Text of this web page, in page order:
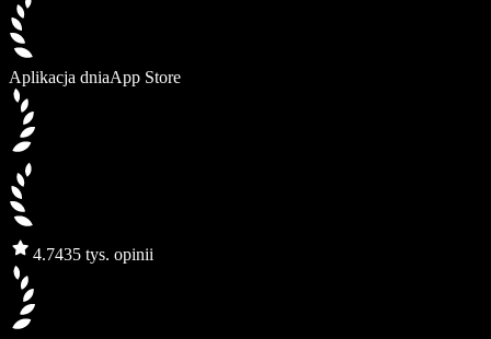
Aplikacja dniaApp Store
4.7435 tys. opinii